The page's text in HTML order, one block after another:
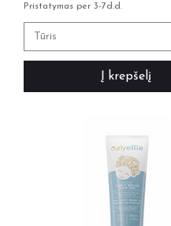
Pristatymas per 3-7d.d.
Į krepšelį